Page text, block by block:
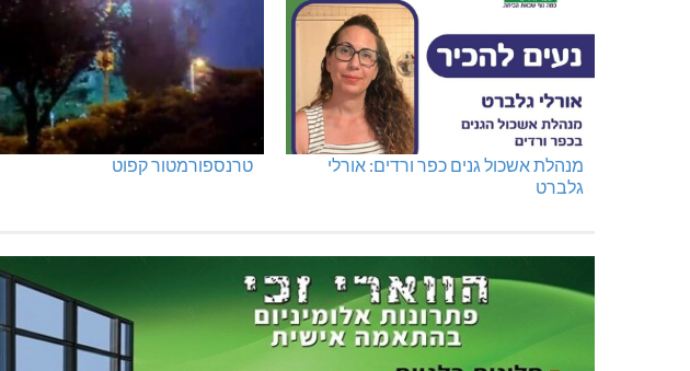
מנהלת אשכול גנים כפר ורדים: אורלי
גלברט
טרנספורמטור קפוט